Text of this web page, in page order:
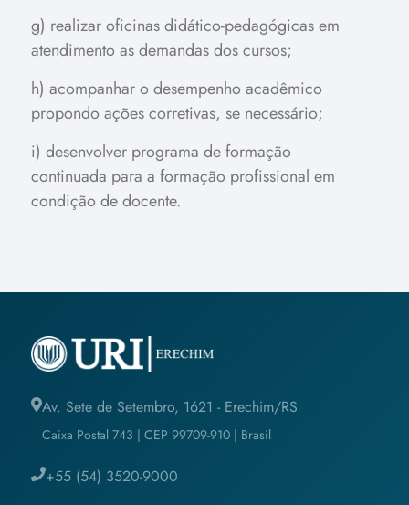
g) realizar oficinas didático-pedagógicas em
atendimento as demandas dos cursos;
h) acompanhar o desempenho acadêmico
propondo ações corretivas, se necessário;
i) desenvolver programa de formação
continuada para a formação profissional em
condição de docente.
Av. Sete de Setembro, 1621 - Erechim/RS
Caixa Postal 743 | CEP 99709-910 | Brasil
+55 (54) 3520-9000